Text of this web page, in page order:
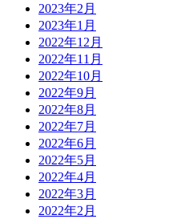
2023年2月
2023年1月
2022年12月
2022年11月
2022年10月
2022年9月
2022年8月
2022年7月
2022年6月
2022年5月
2022年4月
2022年3月
2022年2月